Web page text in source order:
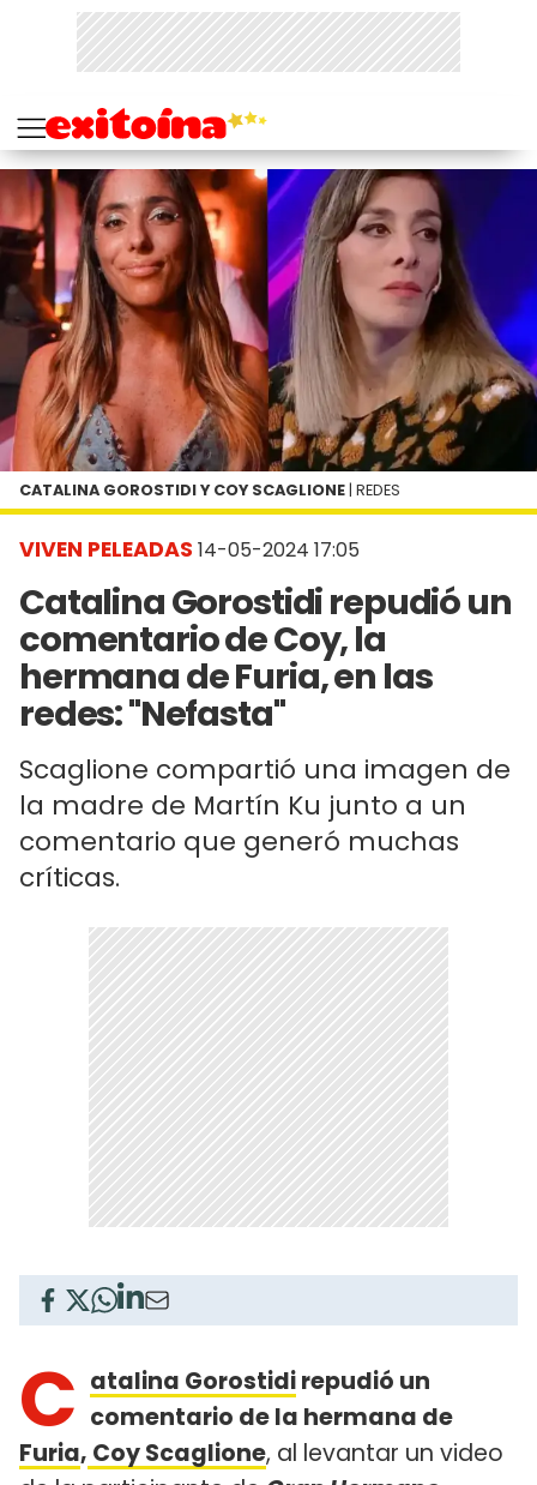
VIVEN PELEADAS 14-05-2024 17:05
Catalina Gorostidi repudió un
comentario de Coy, la
hermana de Furia, en las
redes: "Nefasta"
Scaglione compartió una imagen de
la madre de Martín Ku junto a un
comentario que generó muchas
críticas.
CATALINA GOROSTIDI Y COY SCAGLIONE | REDES
C atalina Gorostidirepudió un
comentario de la hermana de
Furia, Coy Scaglione, al levantar un video